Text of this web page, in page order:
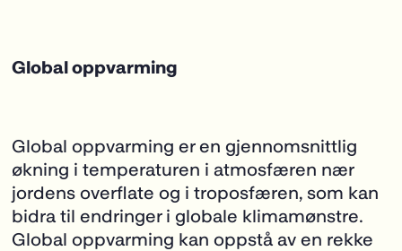
Global oppvarming
Global oppvarming er en gjennomsnittlig
økning i temperaturen i atmosfæren nær
jordens overflate og i troposfæren, som kan
bidra til endringer i globale klimamønstre.
Global oppvarming kan oppstå av en rekke